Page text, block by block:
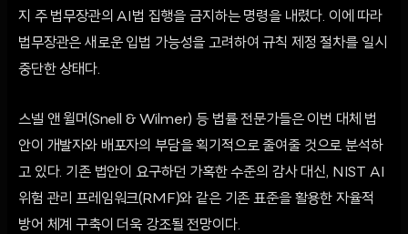
지 주 법무장관의 AI법 집행을 금지하는 명령을 내렸다. 이에 따라
법무장관은 새로운 입법 가능성을 고려하여 규칙 제정 절차를 일시
중단한 상태다.
스넬 앤 윌머(Snell & Wilmer) 등 법률 전문가들은 이번 대체 법
안이 개발자와 배포자의 부담을 획기적으로 줄여줄 것으로 분석하
고 있다. 기존 법안이 요구하던 가혹한 수준의 감사 대신, NIST AI
위험 관리 프레임워크(RMF)와 같은 기존 표준을 활용한 자율적
방어 체계 구축이 더욱 강조될 전망이다.